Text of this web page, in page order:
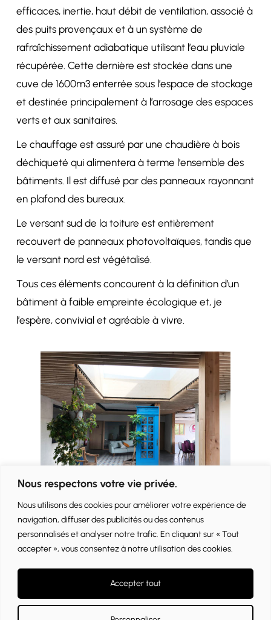
Nous respectons votre vie privée.
Nous utilisons des cookies pour améliorer votre expérience de
navigation, diffuser des publicités ou des contenus
personnalisés et analyser notre trafic. En cliquant sur « Tout
accepter », vous consentez à notre utilisation des cookies.
Accepter tout
efficaces, inertie, haut débit de ventilation, associé à
des puits provençaux et à un système de
rafraîchissement adiabatique utilisant l’eau pluviale
récupérée. Cette dernière est stockée dans une
cuve de 1600m3 enterrée sous l’espace de stockage
et destinée principalement à l’arrosage des espaces
verts et aux sanitaires.
Le chauffage est assuré par une chaudière à bois
déchiqueté qui alimentera à terme l’ensemble des
bâtiments. Il est diffusé par des panneaux rayonnant
en plafond des bureaux.
Le versant sud de la toiture est entièrement
recouvert de panneaux photovoltaïques, tandis que
le versant nord est végétalisé.
Tous ces éléments concourent à la définition d’un
bâtiment à faible empreinte écologique et, je
l’espère, convivial et agréable à vivre.